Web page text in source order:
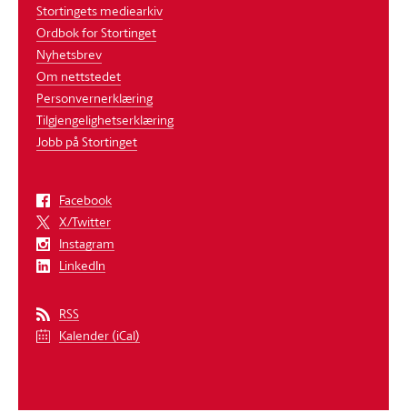
Stortingets mediearkiv
Ordbok for Stortinget
Nyhetsbrev
Om nettstedet
Personvernerklæring
Tilgjengelighetserklæring
Jobb på Stortinget
Facebook
X/Twitter
Instagram
LinkedIn
RSS
Kalender (iCal)